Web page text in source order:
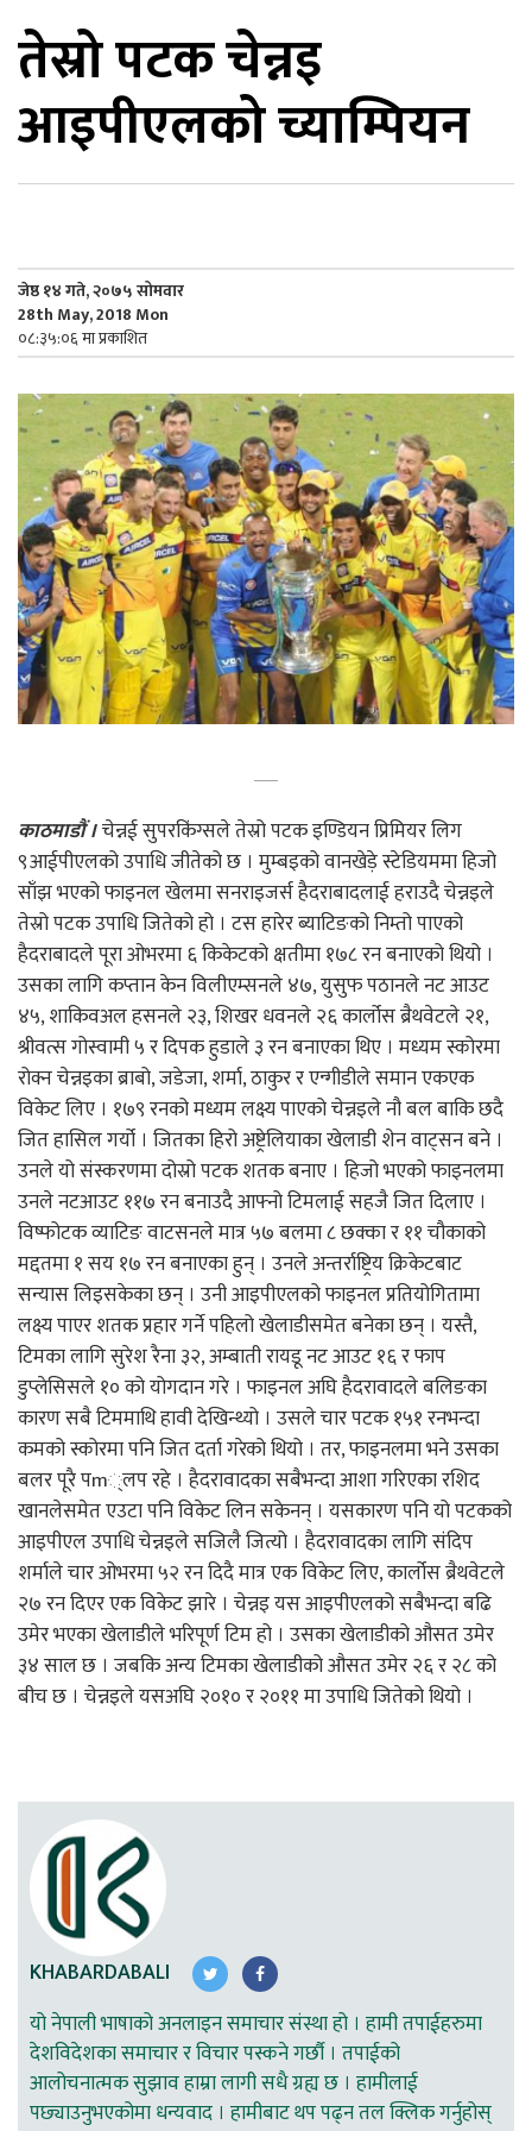
तेस्रो पटक चेन्नइ
आइपीएलको च्याम्पियन
जेष्ठ १४ गते, २०७५ सोमवार
28th May, 2018 Mon
०८:३५:०६ मा प्रकाशित
काठमाडौं ।चेन्नई सुपरकिंग्सले तेस्रो पटक इण्डियन प्रिमियर लिग
९आईपीएलको उपाधि जीतेको छ । मुम्बइको वानखेड़े स्टेडियममा हिजो
साँझ भएको फाइनल खेलमा सनराइजर्स हैदराबादलाई हराउदै चेन्नइले
तेस्रो पटक उपाधि जितेको हो । टस हारेर ब्याटिङको निम्तो पाएको
हैदराबादले पूरा ओभरमा ६ किकेटको क्षतीमा १७८ रन बनाएको थियो ।
उसका लागि कप्तान केन विलीएम्सनले ४७, युसुफ पठानले नट आउट
४५, शाकिवअल हसनले २३, शिखर धवनले २६ कार्लोस ब्रैथवेटले २१,
श्रीवत्स गोस्वामी ५ र दिपक हुडाले ३ रन बनाएका थिए । मध्यम स्कोरमा
रोक्न चेन्नइका ब्राबो, जडेजा, शर्मा, ठाकुर र एन्गीडीले समान एकएक
विकेट लिए । १७९ रनको मध्यम लक्ष्य पाएको चेन्नइले नौ बल बाकि छदै
जित हासिल गर्यो । जितका हिरो अष्ट्रेलियाका खेलाडी शेन वाट्सन बने ।
उनले यो संस्करणमा दोस्रो पटक शतक बनाए । हिजो भएको फाइनलमा
उनले नटआउट ११७ रन बनाउदै आफ्नो टिमलाई सहजै जित दिलाए ।
विष्फोटक व्याटिङ वाटसनले मात्र ५७ बलमा ८ छक्का र ११ चौकाको
मद्दतमा १ सय १७ रन बनाएका हुन् । उनले अन्तर्राष्ट्रिय क्रिकेटबाट
सन्यास लिइसकेका छन् । उनी आइपीएलको फाइनल प्रतियोगितामा
लक्ष्य पाएर शतक प्रहार गर्ने पहिलो खेलाडीसमेत बनेका छन् । यस्तै,
टिमका लागि सुरेश रैना ३२, अम्बाती रायडू नट आउट १६ र फाप
डुप्लेसिसले १० को योगदान गरे । फाइनल अघि हैदरावादले बलिङका
कारण सबै टिममाथि हावी देखिन्थ्यो । उसले चार पटक १५१ रनभन्दा
कमको स्कोरमा पनि जित दर्ता गरेको थियो । तर, फाइनलमा भने उसका
बलर पूरै पm्लप रहे । हैदरावादका सबैभन्दा आशा गरिएका रशिद
खानलेसमेत एउटा पनि विकेट लिन सकेनन् । यसकारण पनि यो पटकको
आइपीएल उपाधि चेन्नइले सजिलै जित्यो । हैदरावादका लागि संदिप
शर्माले चार ओभरमा ५२ रन दिदै मात्र एक विकेट लिए, कार्लोस ब्रैथवेटले
२७ रन दिएर एक विकेट झारे । चेन्नइ यस आइपीएलको सबैभन्दा बढि
उमेर भएका खेलाडीले भरिपूर्ण टिम हो । उसका खेलाडीको औसत उमेर
३४ साल छ । जबकि अन्य टिमका खेलाडीको औसत उमेर २६ र २८ को
बीच छ । चेन्नइले यसअघि २०१० र २०११ मा उपाधि जितेको थियो ।
KHABARDABALI
यो नेपाली भाषाको अनलाइन समाचार संस्था हो । हामी तपाईहरुमा
देशविदेशका समाचार र विचार पस्कने गर्छौ । तपाईको
आलोचनात्मक सुझाव हाम्रा लागी सधै ग्रह्य छ । हामीलाई
पछ्याउनुभएकोमा धन्यवाद । हामीबाट थप पढ्न तल क्लिक गर्नुहोस्